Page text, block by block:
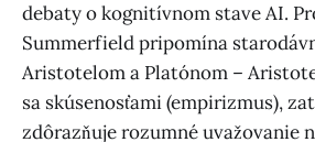
debaty o kognitívnom stave AI.
Summerfield pripomína
Aristotelom a Platónom –
sa skúsenosťami (empirizmus),
zdôrazňuje rozumné uvažovanie